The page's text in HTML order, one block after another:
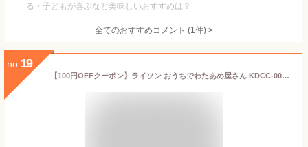
る・子どもが喜ぶなど美味しいおすすめは？
全てのおすすめコメント (1件) >
no. 19
【100円OFFクーポン】ライソン おうちでわたあめ屋さん KDCC-009R 専用スティック2本付属 （わたあめメーカー わたあめ機 家庭用 わたあめ作り あめ玉 ザラメ 手作り クッキングトイ LITHON）【送料無料】